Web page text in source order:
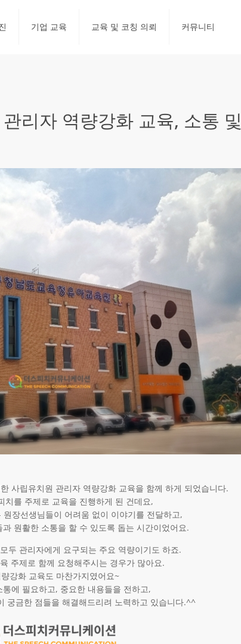
기업 교육 교육 및 코칭 의뢰 커뮤니티
리자 역량강화 교육, 소통
사립유치원 관리자 역량강화 교육을 함께 하게 되었습니다.
치를 주제로 교육을 진행하게 된 건데요,
장선생님들이 어려움 없이 이야기를 전달하고,
원활한 소통을 할 수 있도록 돕는 시간이었어요.
두 관리자에게 요구되는 주요 역량이기도 하죠.
주제로 함께 요청해주시는 경우가 많아요.
강화 교육도 마찬가지였어요~
통에 필요하고, 중요한 내용들을 전하고,
궁금한 점들을 해결해드리려 노력하고 있습니다.^^